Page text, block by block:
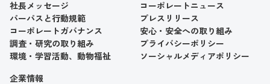
社長メッセージ
パーパスと行動規範
コーポレートガバナンス
調査・研究の取り組み
環境・学習活動、動物福祉
企業情報
コーポレートニュース
プレスリリース
安心・安全への取り組み
プライバシーポリシー
ソーシャルメディアポリシー